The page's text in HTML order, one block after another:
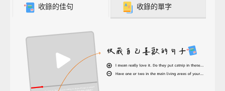
收錄的佳句 收錄的單字